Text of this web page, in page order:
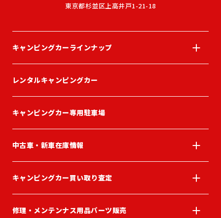
東京都杉並区上高井戸1-21-18
キャンピングカーラインナップ
レンタルキャンピングカー
キャンピングカー専用駐車場
中古車・新車在庫情報
キャンピングカー買い取り査定
修理・メンテンナス用品パーツ販売